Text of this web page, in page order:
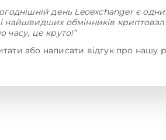
день Leoexchanger є
найшвидших обмінників
часу, це круто!”
або написати відгук про нашу